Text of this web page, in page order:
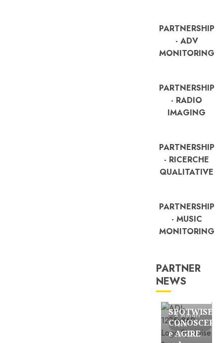
PARTNERSHIP
- ADV
MONITORING
PARTNERSHIP
- RADIO
IMAGING
PARTNERSHIP
- RICERCHE
QUALITATIVE
PARTNERSHIP
- MUSIC
MONITORING
PARTNER
NEWS
3 minuti
letti
FREE
SPOTWISE:
CONOSCERE
e AGIRE